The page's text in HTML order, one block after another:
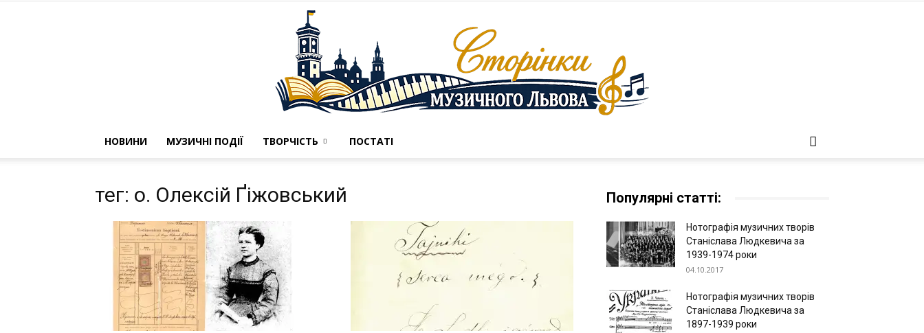
музичного
НОВИНИ МУЗИЧНІ ПОДІЇ ТВОРЧІСТЬ ПОСТАТІ
тег: о. Олексій Ґіжовський Популярні статті:
Нотографія музичних творів
Станіслава Людкевича за
1939-1974 роки
04.10.2017
Нотографія музичних творів
Станіслава Людкевича за
1897-1939 роки